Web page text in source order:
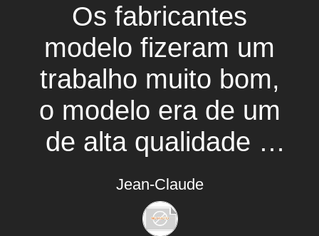
Os fabricantes
modelo fizeram um
trabalho muito bom,
o modelo era de um
de alta qualidade e
foi enviado no tempo
e no orçamento eu
Jean-Claude